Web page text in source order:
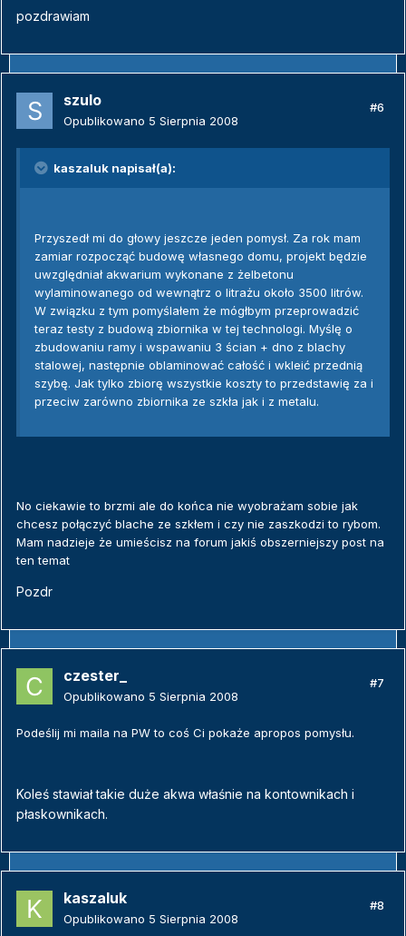
pozdrawiam
szulo
Opublikowano 5 Sierpnia 2008
#6
kaszaluk napisał(a):
Przyszedł mi do głowy jeszcze jeden pomysł. Za rok mam
zamiar rozpocząć budowę własnego domu, projekt będzie
uwzględniał akwarium wykonane z żelbetonu
wylaminowanego od wewnątrz o litrażu około 3500 litrów.
W związku z tym pomyślałem że mógłbym przeprowadzić
teraz testy z budową zbiornika w tej technologi. Myślę o
zbudowaniu ramy i wspawaniu 3 ścian + dno z blachy
stalowej, następnie oblaminować całość i wkleić przednią
szybę. Jak tylko zbiorę wszystkie koszty to przedstawię za i
przeciw zarówno zbiornika ze szkła jak i z metalu.
No ciekawie to brzmi ale do końca nie wyobrażam sobie jak
chcesz połączyć blache ze szkłem i czy nie zaszkodzi to rybom.
Mam nadzieje że umieścisz na forum jakiś obszerniejszy post na
ten temat
Pozdr
czester_
Opublikowano 5 Sierpnia 2008
#7
Podeślij mi maila na PW to coś Ci pokaże apropos pomysłu.
Koleś stawiał takie duże akwa właśnie na kontownikach i
płaskownikach.
kaszaluk
Opublikowano 5 Sierpnia 2008
#8